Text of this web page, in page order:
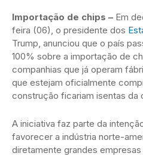
Importação de chips – Em
feira (06), o presidente dos
Trump, anunciou que o país
100% sobre a importação de
companhias que já operam
que estejam oficialmente
construção ficariam isentas da
A iniciativa faz parte da
favorecer a indústria norte-
diretamente grandes